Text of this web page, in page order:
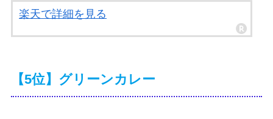
楽天で詳細を見る
【5位】グリーンカレー